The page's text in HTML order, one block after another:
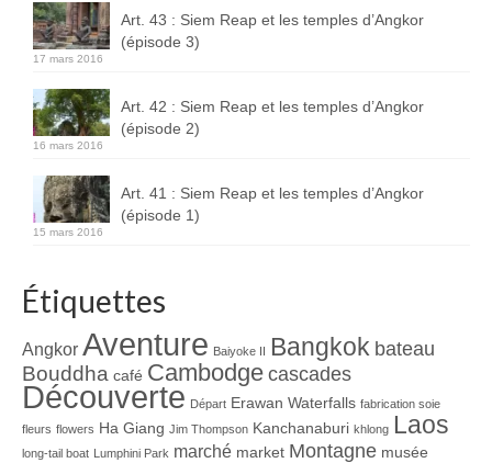
Art. 43 : Siem Reap et les temples d’Angkor
(épisode 3)
17 mars 2016
Art. 42 : Siem Reap et les temples d’Angkor
(épisode 2)
16 mars 2016
Art. 41 : Siem Reap et les temples d’Angkor
(épisode 1)
15 mars 2016
Étiquettes
Angkor Aventure Baiyoke II Bangkok bateau
Bouddha café Cambodge cascades
Découverte Départ Erawan Waterfalls fabrication soie
fleurs flowers Ha Giang Jim Thompson Kanchanaburi khlong Laos
long-tail boat Lumphini Park marché market Montagne musée